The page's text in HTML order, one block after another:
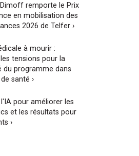
remporte le Prix
en mobilisation des
2026 de Telfer ›
à mourir :
tensions pour la
du programme dans
santé ›
l'IA pour améliorer les
et les résultats pour
›